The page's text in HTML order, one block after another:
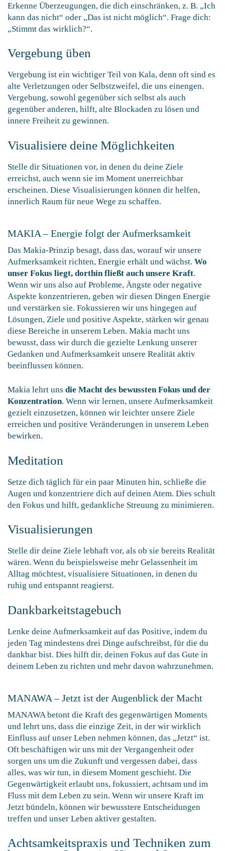
Erkenne Überzeugungen, die dich einschränken, z. B. „Ich
kann das nicht“ oder „Das ist nicht möglich“. Frage dich:
„Stimmt das wirklich?“.
Vergebung üben
Vergebung ist ein wichtiger Teil von Kala, denn oft sind es
alte Verletzungen oder Selbstzweifel, die uns einengen.
Vergebung, sowohl gegenüber sich selbst als auch
gegenüber anderen, hilft, alte Blockaden zu lösen und
innere Freiheit zu gewinnen.
Visualisiere deine Möglichkeiten
Stelle dir Situationen vor, in denen du deine Ziele
erreichst, auch wenn sie im Moment unerreichbar
erscheinen. Diese Visualisierungen können dir helfen,
innerlich Raum für neue Wege zu schaffen.
MAKIA – Energie folgt der Aufmerksamkeit
Das Makia-Prinzip besagt, dass das, worauf wir unsere
Aufmerksamkeit richten, Energie erhält und wächst. Wo
unser Fokus liegt, dorthin fließt auch unsere Kraft.
Wenn wir uns also auf Probleme, Ängste oder negative
Aspekte konzentrieren, geben wir diesen Dingen Energie
und verstärken sie. Fokussieren wir uns hingegen auf
Lösungen, Ziele und positive Aspekte, stärken wir genau
diese Bereiche in unserem Leben. Makia macht uns
bewusst, dass wir durch die gezielte Lenkung unserer
Gedanken und Aufmerksamkeit unsere Realität aktiv
beeinflussen können.
Makia lehrt uns die Macht des bewussten Fokus und der
Konzentration. Wenn wir lernen, unsere Aufmerksamkeit
gezielt einzusetzen, können wir leichter unsere Ziele
erreichen und positive Veränderungen in unserem Leben
bewirken.
Meditation
Setze dich täglich für ein paar Minuten hin, schließe die
Augen und konzentriere dich auf deinen Atem. Dies schult
den Fokus und hilft, gedankliche Streuung zu minimieren.
Visualisierungen
Stelle dir deine Ziele lebhaft vor, als ob sie bereits Realität
wären. Wenn du beispielsweise mehr Gelassenheit im
Alltag möchtest, visualisiere Situationen, in denen du
ruhig und entspannt reagierst.
Dankbarkeitstagebuch
Lenke deine Aufmerksamkeit auf das Positive, indem du
jeden Tag mindestens drei Dinge aufschreibst, für die du
dankbar bist. Dies hilft dir, deinen Fokus auf das Gute in
deinem Leben zu richten und mehr davon wahrzunehmen.
MANAWA – Jetzt ist der Augenblick der Macht
MANAWA betont die Kraft des gegenwärtigen Moments
und lehrt uns, dass die einzige Zeit, in der wir wirklich
Einfluss auf unser Leben nehmen können, das „Jetzt“ ist.
Oft beschäftigen wir uns mit der Vergangenheit oder
sorgen uns um die Zukunft und vergessen dabei, dass
alles, was wir tun, in diesem Moment geschieht. Die
Gegenwärtigkeit erlaubt uns, fokussiert, achtsam und im
Fluss mit dem Leben zu sein. Wenn wir unsere Kraft im
Jetzt bündeln, können wir bewusstere Entscheidungen
treffen und unser Leben aktiver gestalten.
Achtsamkeitspraxis und Techniken zum